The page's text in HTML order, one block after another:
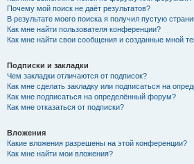
Почему мой поиск не даёт результатов?
В результате моего поиска я получил пустую
Как мне найти пользователя конференции?
Как мне найти свои сообщения и созданные мной
Подписки и закладки
Чем закладки отличаются от подписок?
Как мне сделать закладку или подписаться на
Как мне подписаться на определённый форум?
Как мне отказаться от подписки?
Вложения
Какие вложения разрешены на этой конференции?
Как мне найти мои вложения?